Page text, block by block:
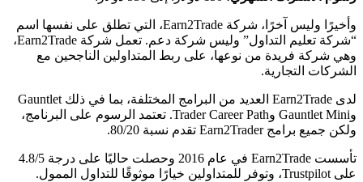
وأخيرًا وليس آخرًا، شركة Earn2Trade، التي تطلق على نفسها اسم
“شركة تعليم التداول” وليس شركة دعم. تعمل شركة Earn2Trade،
وهي شركة فريدة من نوعها، على ربط المتداولين الناجحين مع
الشركات التجارية.
لدى Earn2Trade العديد من البرامج المختلفة، بما في ذلك Gauntlet
وGauntlet Mini وTrader Career Path. تعتمد الرسوم على البرنامج،
ولكن جميع برامج Earn2Trader تقدم نسبة 80/20.
تأسست Earn2Trade في عام 2016 وحصلت حاليًا على درجة 4.8/5
على Trustpilot، وتوفر للمتداولين خيارًا موثوقًا للتداول الممول.